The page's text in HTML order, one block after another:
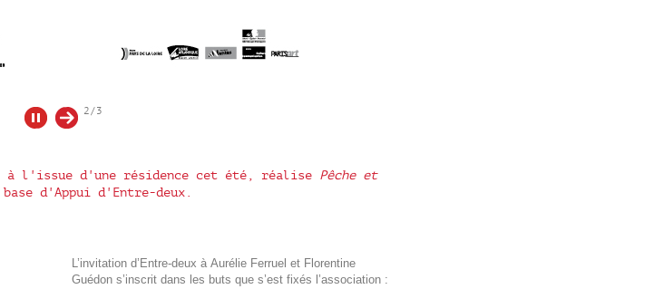
2/3
à l'issue d'une résidence cet été, réalise Pêche et
d'Appui d'Entre-deux.
L’invitation d’Entre-deux à Aurélie Ferruel et Florentine
Guédon s’inscrit dans les buts que s’est fixés l’association :